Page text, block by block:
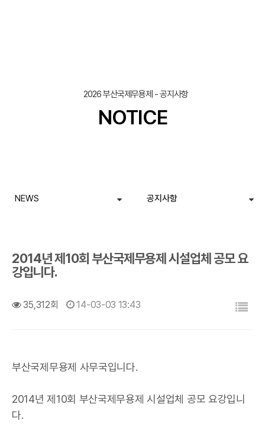
2026 부산국제무용제 - 공지사항
NOTICE
NEWS 공지사항
2014년 제10회 부산국제무용제 시설업체 공모 요
강입니다.
35,312회 14-03-03 13:43
부산국제무용제 사무국입니다.
2014년 제10회 부산국제무용제 시설업체 공모 요강입니
다.